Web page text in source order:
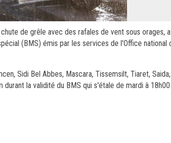
de grêle avec des rafales de vent sous orages,
(BMS) émis par les services de l'Office national
Sidi Bel Abbes, Mascara, Tissemsilt, Tiaret,
la validité du BMS qui s'étale de mardi à